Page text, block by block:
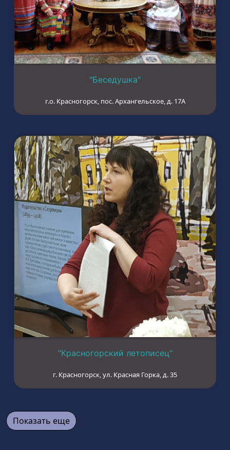
"Беседушка"
г.о. Красногорск, пос. Архангельское, д. 17А
"Красногорский летописец"
г. Красногорск, ул. Красная Горка, д. 35
Показать еще